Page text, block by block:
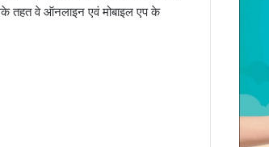
तहत वे ऑनलाइन एवं मोबाइल एप के